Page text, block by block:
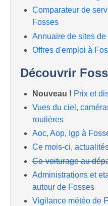
Comparateur de
Fosses
Annuaire de sites
Offres d'emploi à
Découvrir
Nouveau ! Prix et
Vues du ciel,
routières
Aoc, Aop, Igp à
Ce mois-ci,
Co-voiturage au
Administrations et
autour de Fosses
Vigilance météo de